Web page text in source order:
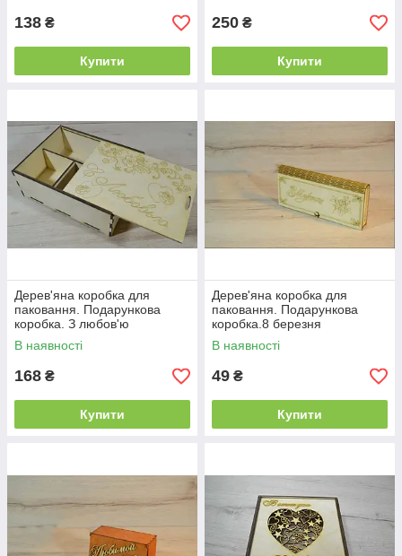
138 ₴
Купити
250 ₴
Купити
Дерев'яна коробка для
паковання. Подарункова
коробка. З любов'ю
В наявності
168 ₴
Купити
Дерев'яна коробка для
паковання. Подарункова
коробка.8 березня
В наявності
49 ₴
Купити